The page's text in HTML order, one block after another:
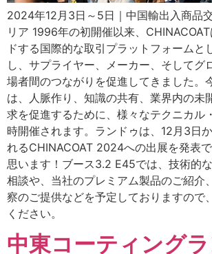
2024年12月3日～5日｜中国輸出入商品
リア 1996年の初開催以来、
ドする国際的な取引プラットフォームと
し、サプライヤー、メーカー、そしてグ
場者間のつながりを促進してきました。
は、人脈作り、知識の共有、業界内の未
求を促進するために、様々なテクニカル
時開催されます。ランドゥは、12月3日
れるCHINACOAT 2024への出展を発表
思います！ブース3.2 E45では、技術的
相談や、当社のプレミアム製品のご紹介
察のご提供などを予定しておりますので
ください。
中東コーティング